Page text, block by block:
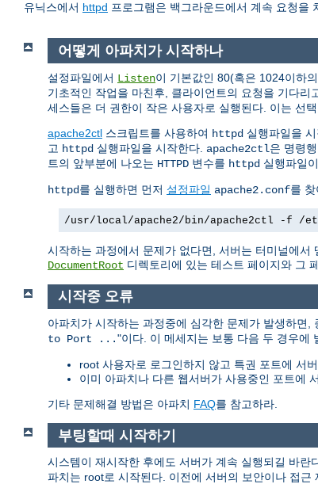
유닉스에서 httpd 프로그램은 백그라운드에서 계속 요청을
어떻게 아파치가 시작하나
설정파일에서 Listen이 기본값인 80(혹은 1024이하
기초적인 작업을 마친후, 클라이언트의 요청을 기다리
세스들은 더 권한이 작은 사용자로 실행된다. 이는 선
apache2ctl 스크립트를 사용하여 httpd 실행파일을
고 httpd 실행파일을 시작한다. apache2ctl은 명령
트의 앞부분에 나오는 HTTPD 변수를 httpd 실행파일
httpd를 실행하면 먼저 설정파일 apache2.conf를
/usr/local/apache2/bin/apache2ctl -f /
시작하는 과정에서 문제가 없다면, 서버는 터미널에
DocumentRoot 디렉토리에 있는 테스트 페이지와 그
시작중 오류
아파치가 시작하는 과정중에 심각한 문제가 발생하면
to Port ..."이다. 이 메세지는 보통 다음 두 경우에
root 사용자로 로그인하지 않고 특권 포트에 서
이미 아파치나 다른 웹서버가 사용중인 포트에
기타 문제해결 방법은 아파치 FAQ를 참고하라.
부팅할때 시작하기
시스템이 재시작한 후에도 서버가 계속 실행되길 바란
파치는 root로 시작된다. 이전에 서버의 보안이나 접